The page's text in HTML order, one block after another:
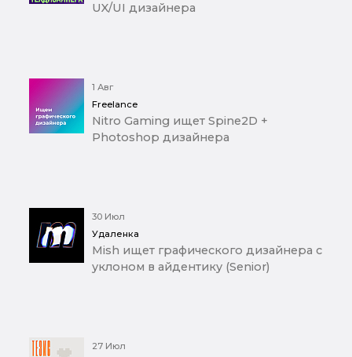
UX/UI дизайнера
1 Авг
Freelance
Nitro Gaming ищет Spine2D +
Photoshop дизайнера
30 Июл
Удаленка
Mish ищет графического дизайнера с
уклоном в айдентику (Senior)
27 Июл